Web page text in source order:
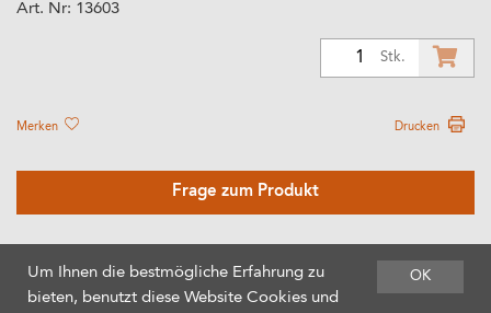
Art. Nr: 13603
Stk.
Merken Drucken
Frage zum Produkt
OK
Um Ihnen die bestmögliche Erfahrung zu
bieten, benutzt diese Website Cookies und